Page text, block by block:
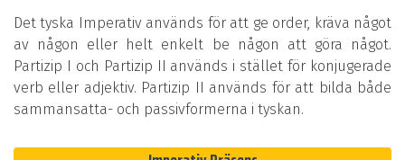
Det tyska Imperativ används för att ge order, kräva något
av någon eller helt enkelt be någon att göra något.
Partizip I och Partizip II används i stället för konjugerade
verb eller adjektiv. Partizip II används för att bilda både
sammansatta- och passivformerna i tyskan.